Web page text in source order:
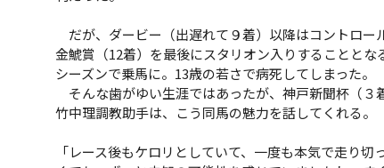
だが、ダービー（出遅れて９着）以降はコントロー
金鯱賞（12着）を最後にスタリオン入りすることと
シーズンで乗馬に。13歳の若さで病死してしまった。
そんな歯がゆい生涯ではあったが、神戸新聞杯（３
竹中理調教助手は、こう同馬の魅力を話してくれる。
「レース後もケロリとしていて、一度も本気で走り